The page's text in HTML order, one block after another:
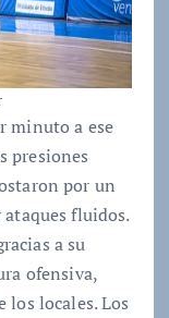
minuto a ese
presiones
por un
fluidos.
a su
ofensiva,
los locales. Los